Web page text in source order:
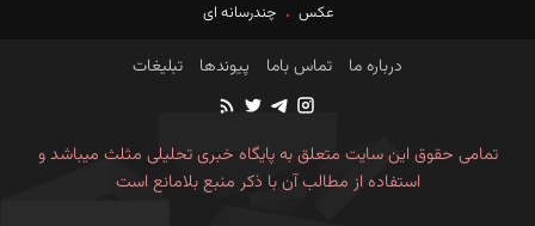
عکس
چندرسانه ای
درباره ما تماس باما پیوندها تبلیغات
تمامی حقوق این سایت متعلق به پایگاه خبری تحلیلی مثلث میباشد و
استفاده از مطالب آن با ذکر منبع بلامانع است